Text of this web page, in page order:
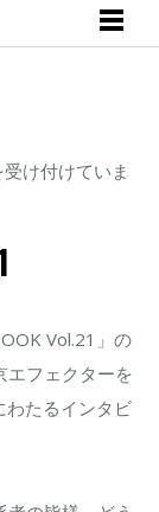
け付けていま
Vol.21」の
エフェクターを
わたるインタビ